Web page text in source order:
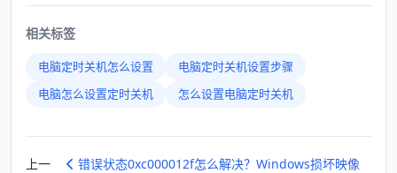
相关标签
电脑定时关机怎么设置
电脑定时关机设置步骤
电脑怎么设置定时关机
怎么设置电脑定时关机
上一
错误状态0xc000012f怎么解决？Windows损坏映像